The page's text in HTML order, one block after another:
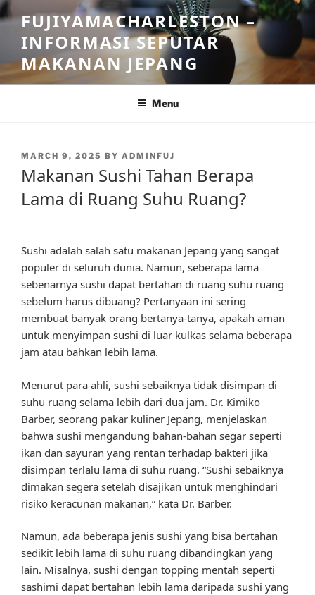
Skip
to
content
FUJIYAMACHARLESTON –
INFORMASI SEPUTAR
MAKANAN JEPANG
Menu
POSTED
MARCH 9, 2025 BY ADMINFUJ
Makanan Sushi Tahan Berapa
Lama di Ruang Suhu Ruang?
Sushi adalah salah satu makanan Jepang yang sangat
populer di seluruh dunia. Namun, seberapa lama
sebenarnya sushi dapat bertahan di ruang suhu ruang
sebelum harus dibuang? Pertanyaan ini sering
membuat banyak orang bertanya-tanya, apakah aman
untuk menyimpan sushi di luar kulkas selama beberapa
jam atau bahkan lebih lama.
Menurut para ahli, sushi sebaiknya tidak disimpan di
suhu ruang selama lebih dari dua jam. Dr. Kimiko
Barber, seorang pakar kuliner Jepang, menjelaskan
bahwa sushi mengandung bahan-bahan segar seperti
ikan dan sayuran yang rentan terhadap bakteri jika
disimpan terlalu lama di suhu ruang. “Sushi sebaiknya
dimakan segera setelah disajikan untuk menghindari
risiko keracunan makanan,” kata Dr. Barber.
Namun, ada beberapa jenis sushi yang bisa bertahan
sedikit lebih lama di suhu ruang dibandingkan yang
lain. Misalnya, sushi dengan topping mentah seperti
sashimi dapat bertahan lebih lama daripada sushi yang